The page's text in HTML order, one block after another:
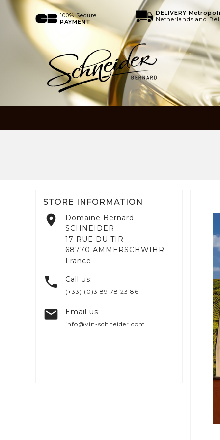
100% Secure
PAYMENT
DELIVERY
Netherlands and
STORE INFORMATION

Domaine Bernard
SCHNEIDER
17 RUE DU TIR
68770 AMMERSCHWIHR
France
 Call us:
(+33) (0)3 89 78 23 86
 Email us:
info@vin-schneider.com